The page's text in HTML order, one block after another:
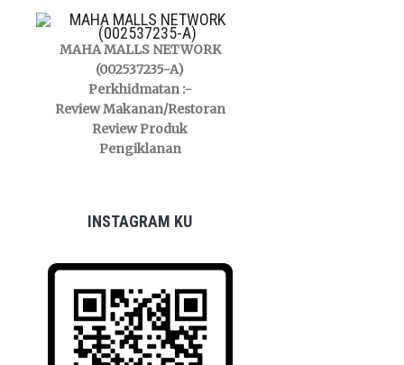
MAHA MALLS NETWORK
(002537235-A)
Perkhidmatan :-
Review Makanan/Restoran
Review Produk
Pengiklanan
INSTAGRAM KU